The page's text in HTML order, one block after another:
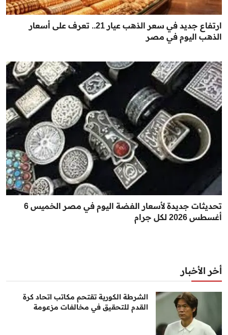
ارتفاع جديد في سعر الذهب عيار 21.. تعرف على أسعار
الذهب اليوم في مصر
تحديثات جديدة لأسعار الفضة اليوم في مصر الخميس 6
أغسطس 2026 لكل جرام
أخر الأخبار
الشرطة الكورية تقتحم مكاتب اتحاد كرة
القدم للتحقيق في مخالفات مزعومة